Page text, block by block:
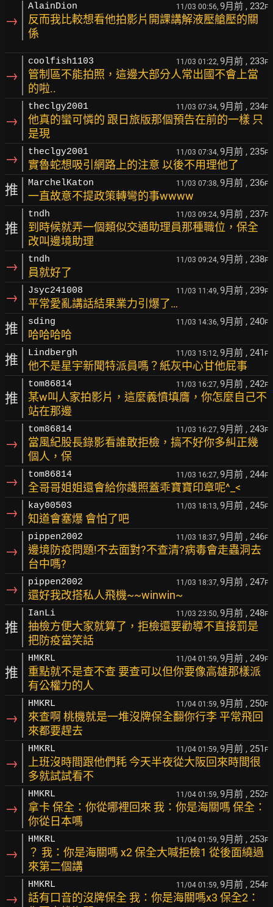
→
AlainDion 11/03 00:56, 9月前 , 232F
反而我比較想看他拍影片開課講解液壓艙壓的關
係
→
coolfish1103 11/03 01:22, 9月前 , 233F
管制區不能拍照，這邊大部分人常出國不會上當
的啦..
→
theclgy2001 11/03 07:34, 9月前 , 234F
他真的蠻可憐的 跟日旅版那個預告在前的一樣 只
是現
→ theclgy2001 11/03 07:34, 9月前 , 235F
實魯蛇想吸引網路上的注意 以後不用理他了
推 MarchelKaton 11/03 07:38, 9月前 , 236F
一直故意不提政策轉彎的事wwww
推
tndh 11/03 09:24, 9月前 , 237F
到時候就弄一個類似交通助理員那種職位，保全
改叫邊境助理
→ tndh 11/03 09:24, 9月前 , 238F
員就好了
→ Jsyc241008 11/03 11:49, 9月前 , 239F
平常愛亂講話結果業力引爆了…
推 sding 11/03 14:36, 9月前 , 240F
哈哈哈哈
推 Lindbergh 11/03 15:12, 9月前 , 241 F
他不是星宇新聞特派員嗎？紙灰中心甘他屁事
推
tom86814 11/03 16:27, 9月前 , 242F
某w叫人家拍影片，這麼義憤填膺，你怎麼自己不
站在那邊
→
tom86814 11/03 16:27, 9月前 , 243F
當風紀股長錄影看誰敢拒檢，搞不好你多糾正幾
個人，保
→ tom86814 11/03 16:27, 9月前 , 244F
全哥哥姐姐還會給你護照蓋乖寶寶印章呢^_<
→ kay00503 11/03 18:13, 9月前 , 245F
知道會塞爆 會怕了吧
→
pippen2002 11/03 18:37, 9月前 , 246F
邊境防疫問題!不去面對?不查清?病毒會走蟲洞去
台中嗎?
→ pippen2002 11/03 18:37, 9月前 , 247F
還好我改搭私人飛機~~winwin~
推
IanLi 11/03 23:50, 9月前 , 248F
抽檢方便大家就算了，拒檢還要勸導不直接罰是
把防疫當笑話
推
HMKRL 11/04 01:59, 9月前 , 249F
重點就不是查不查 要查可以但你要像高雄那樣派
有公權力的人
→
HMKRL 11/04 01:59, 9月前 , 250F
來查啊 桃機就是一堆沒牌保全翻你行李 平常飛回
來都要趕去
→
HMKRL 11/04 01:59, 9月前 , 251 F
上班沒時間跟他們耗 今天半夜從大阪回來時間很
多就試試看不
→
HMKRL 11/04 01:59, 9月前 , 252F
拿卡 保全：你從哪裡回來 我：你是海關嗎 保全：
你從日本嗎
→
HMKRL 11/04 01:59, 9月前 , 253F
？ 我：你是海關嗎 x2 保全大喊拒檢1 從後面繞過
來第二個講
→
HMKRL 11/04 01:59, 9月前 , 254F
話有口音的沒牌保全 我：你是海關嗎x3 保全2：